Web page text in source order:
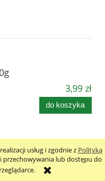
usług i zgodnie z Polityką
przechowywania lub dostępu do
3,99 zł
do koszyka